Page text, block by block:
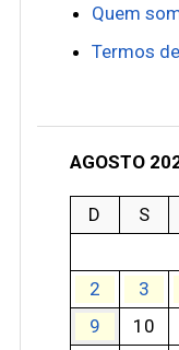
Quem
Termos
AGOSTO
D S
2
3
9
10